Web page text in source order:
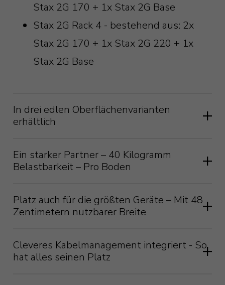
Stax 2G 170 + 1x Stax 2G Base
Stax 2G Rack 4 - bestehend aus: 2x
Stax 2G 170 + 1x Stax 2G 220 + 1x
Stax 2G Base
In drei edlen Oberflächenvarianten
erhältlich
Ein starker Partner – 40 Kilogramm
Belastbarkeit – Pro Boden
Platz auch für die größten Geräte – Mit 48
Zentimetern nutzbarer Breite
Cleveres Kabelmanagement integriert - So
hat alles seinen Platz